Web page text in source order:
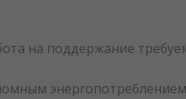
на поддержание